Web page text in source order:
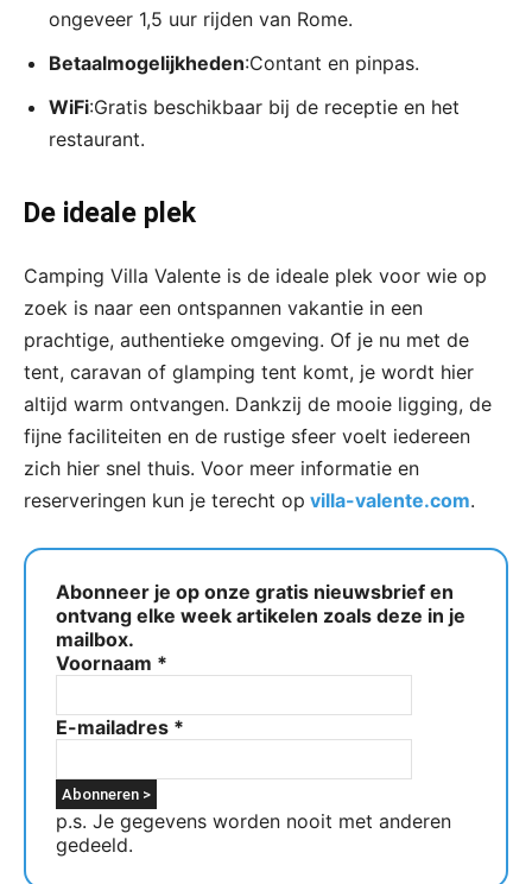
ongeveer 1,5 uur rijden van Rome.
Betaalmogelijkheden:Contant en pinpas.
WiFi:Gratis beschikbaar bij de receptie en het
restaurant.
De ideale plek
Camping Villa Valente is de ideale plek voor wie op
zoek is naar een ontspannen vakantie in een
prachtige, authentieke omgeving. Of je nu met de
tent, caravan of glamping tent komt, je wordt hier
altijd warm ontvangen. Dankzij de mooie ligging, de
fijne faciliteiten en de rustige sfeer voelt iedereen
zich hier snel thuis. Voor meer informatie en
reserveringen kun je terecht op villa-valente.com.
Abonneer je op onze gratis nieuwsbrief en
ontvang elke week artikelen zoals deze in je
mailbox.
Voornaam *
E-mailadres *
p.s. Je gegevens worden nooit met anderen
gedeeld.